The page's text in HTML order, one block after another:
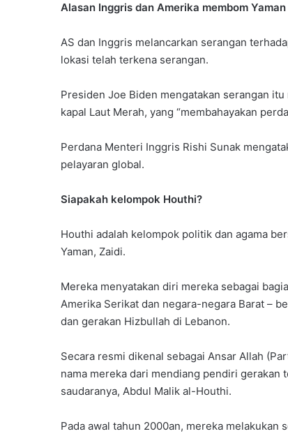
Alasan Inggris dan Amerika membom Yaman
AS dan Inggris melancarkan serangan
lokasi telah terkena serangan.
Presiden Joe Biden mengatakan serangan
kapal Laut Merah, yang “membahayakan
Perdana Menteri Inggris Rishi Sunak
pelayaran global.
Siapakah kelompok Houthi?
Houthi adalah kelompok politik dan agama
Yaman, Zaidi.
Mereka menyatakan diri mereka sebagai
Amerika Serikat dan negara-negara Barat –
dan gerakan Hizbullah di Lebanon.
Secara resmi dikenal sebagai Ansar Allah
nama mereka dari mendiang pendiri
saudaranya, Abdul Malik al-Houthi.
Pada awal tahun 2000an, mereka